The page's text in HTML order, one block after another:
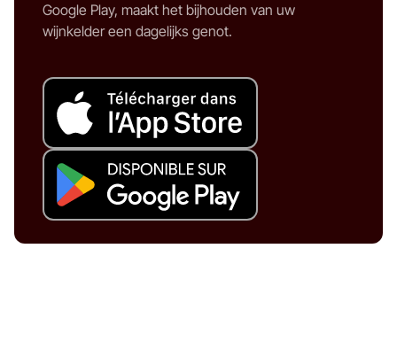
Google Play, maakt het bijhouden van uw
wijnkelder een dagelijks genot.